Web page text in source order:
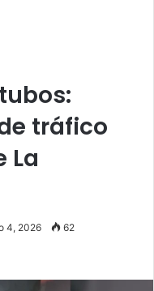
tráfico
La
4, 2026 62